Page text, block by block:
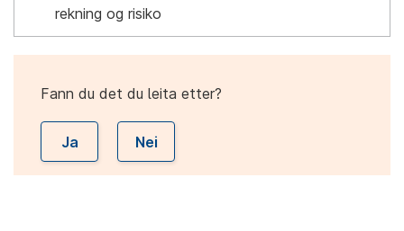
rekning og risiko
Fann du det du leita etter?
Ja Nei